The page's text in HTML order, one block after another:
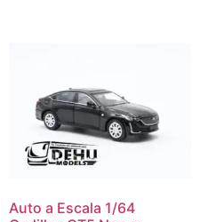
Auto a Escala 1/64